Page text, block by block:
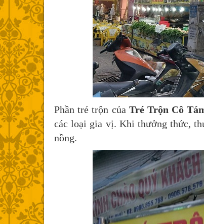
Phần tré trộn của Tré Trộn Cô
các loại gia vị. Khi thưởng thức,
nồng.